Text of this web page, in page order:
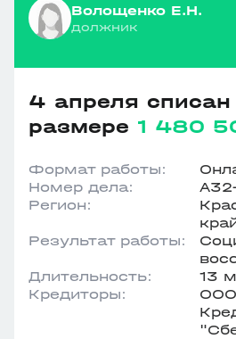
Волощенко Е.Н.
должник
4 апреля списан
размере 1 480
Формат работы:
Номер дела:
Регион:
Результат работы:
Длительность:
13
Кредиторы: